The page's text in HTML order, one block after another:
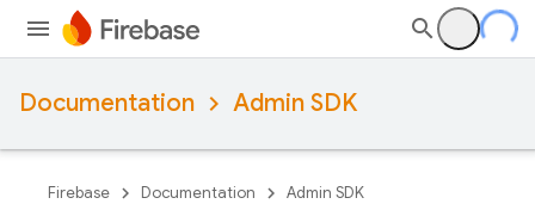
Documentation Admin SDK
Firebase Documentation
Admin SDK